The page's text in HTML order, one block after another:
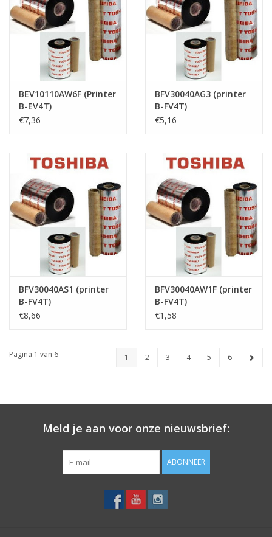
BEV10110AW6F (Printer
B-EV4T)
€7,36
BFV30040AG3 (printer
B-FV4T)
€5,16
BFV30040AS1 (printer
B-FV4T)
€8,66
BFV30040AW1F (printer
B-FV4T)
€1,58
Pagina 1 van 6 1 2 3 4 5 6
Meld je aan voor onze nieuwsbrief:
ABONNEER